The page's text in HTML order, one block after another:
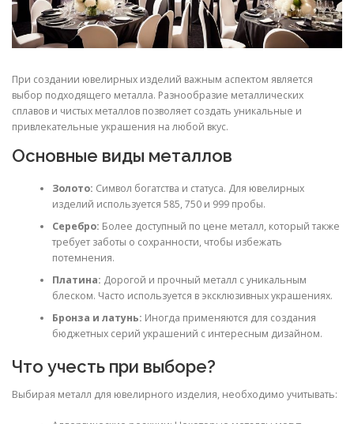
При создании ювелирных изделий важным аспектом является
выбор подходящего металла. Разнообразие металлических
сплавов и чистых металлов позволяет создать уникальные и
привлекательные украшения на любой вкус.
Основные виды металлов
Золото: Символ богатства и статуса. Для ювелирных
изделий используется 585, 750 и 999 пробы.
Серебро: Более доступный по цене металл, который также
требует заботы о сохранности, чтобы избежать
потемнения.
Платина: Дорогой и прочный металл с уникальным
блеском. Часто используется в эксклюзивных украшениях.
Бронза и латунь: Иногда применяются для создания
бюджетных серий украшений с интересным дизайном.
Что учесть при выборе?
Выбирая металл для ювелирного изделия, необходимо учитывать: